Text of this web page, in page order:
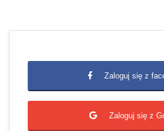
Zaloguj się z
Zaloguj się z